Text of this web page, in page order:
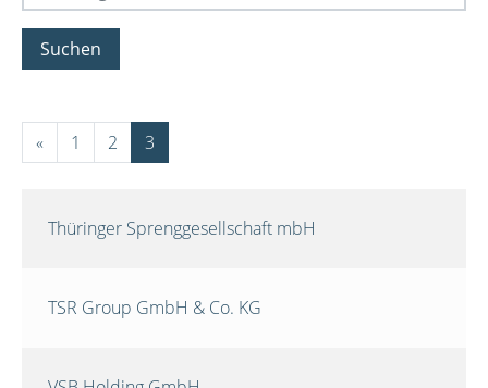
Suchen
« 1 2 3
Thüringer Sprenggesellschaft mbH
TSR Group GmbH & Co. KG